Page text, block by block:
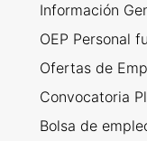
Información
OEP Personal
Ofertas de
Convocatoria
Bolsa de